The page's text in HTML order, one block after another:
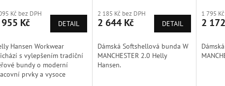
Kč bez DPH
Kč DETAIL
Hansen Workwear
s vylepšením tradiční
bundy o moderní
prvky a vysoce
2 185 Kč bez DPH
2 644 Kč DETAIL
Dámská Softshellová bunda W
MANCHESTER 2.0 Helly
Hansen.
1 795
2